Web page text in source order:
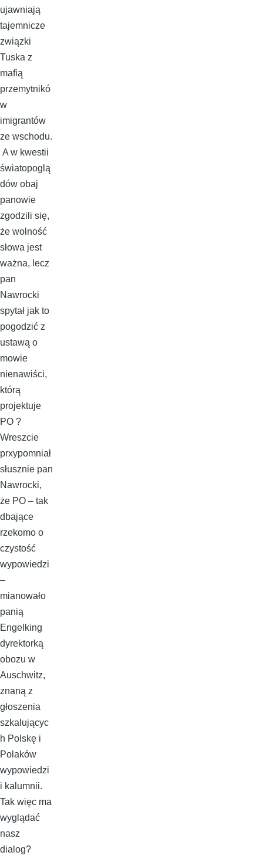
ujawniają
tajemnicze
związki
Tuska z
mafią
przemytnikó
w
imigrantów
ze wschodu.
A w kwestii
światopoglą
dów obaj
panowie
zgodzili się,
że wolność
słowa jest
ważna, lecz
pan
Nawrocki
spytał jak to
pogodzić z
ustawą o
mowie
nienawiści,
którą
projektuje
PO ?
Wreszcie
prxypomniał
słusznie pan
Nawrocki,
że PO – tak
dbające
rzekomo o
czystość
wypowiedzi
–
mianowało
panią
Engelking
dyrektorką
obozu w
Auschwitz,
znaną z
głoszenia
szkalującyc
h Polskę i
Polaków
wypowiedzi
i kalumnii.
Tak więc ma
wyglądać
nasz
dialog?